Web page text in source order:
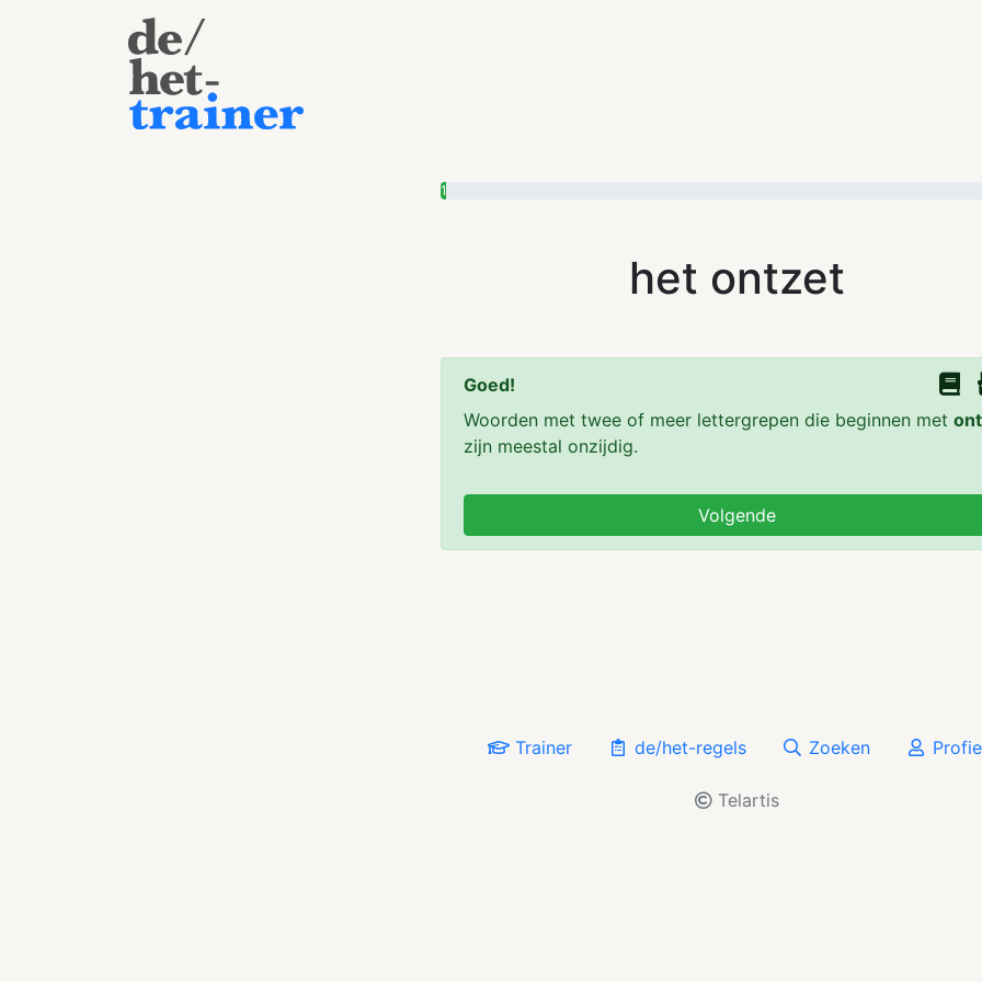
1
het ontzet
Goed!
Woorden met twee of meer lettergrepen die beginnen met
zijn meestal onzijdig.
Volgende
Trainer de/het-regels Zoeken
Telartis